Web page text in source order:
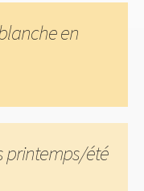
en
printemps/été